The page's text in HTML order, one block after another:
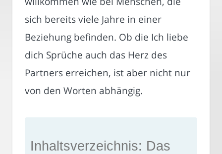
sich bereits viele Jahre in einer
Beziehung befinden. Ob die Ich liebe
dich Sprüche auch das Herz des
Partners erreichen, ist aber nicht nur
von den Worten abhängig.
Inhaltsverzeichnis: Das